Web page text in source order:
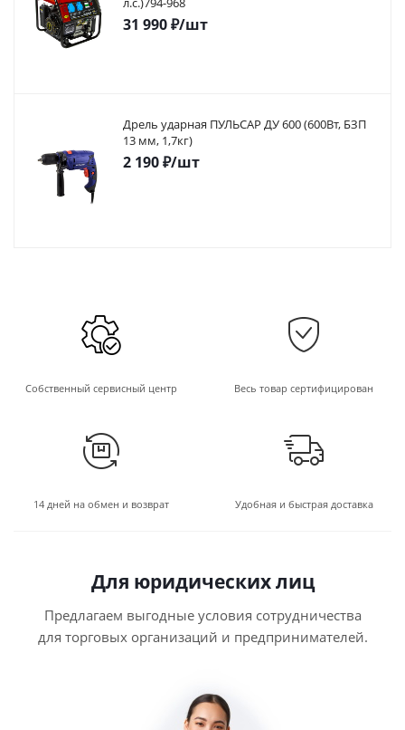
31 990₽/шт
Дрель ударная ПУЛЬСАР ДУ 600 (600Вт, БЗП
13 мм, 1,7кг)
2 190₽/шт
Собственный сервисный центр Весь товар сертифицирован
14 дней на обмен и возврат Удобная и быстрая доставка
Для юридических лиц
Предлагаем выгодные условия сотрудничества
для торговых организаций и предпринимателей.